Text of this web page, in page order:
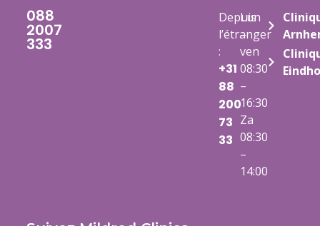
088
2007
333
Depuis
l’étranger
:
+31
88
200
73
33
Lun
–
ven
08:30
–
16:30
Za
08:30
–
14:00